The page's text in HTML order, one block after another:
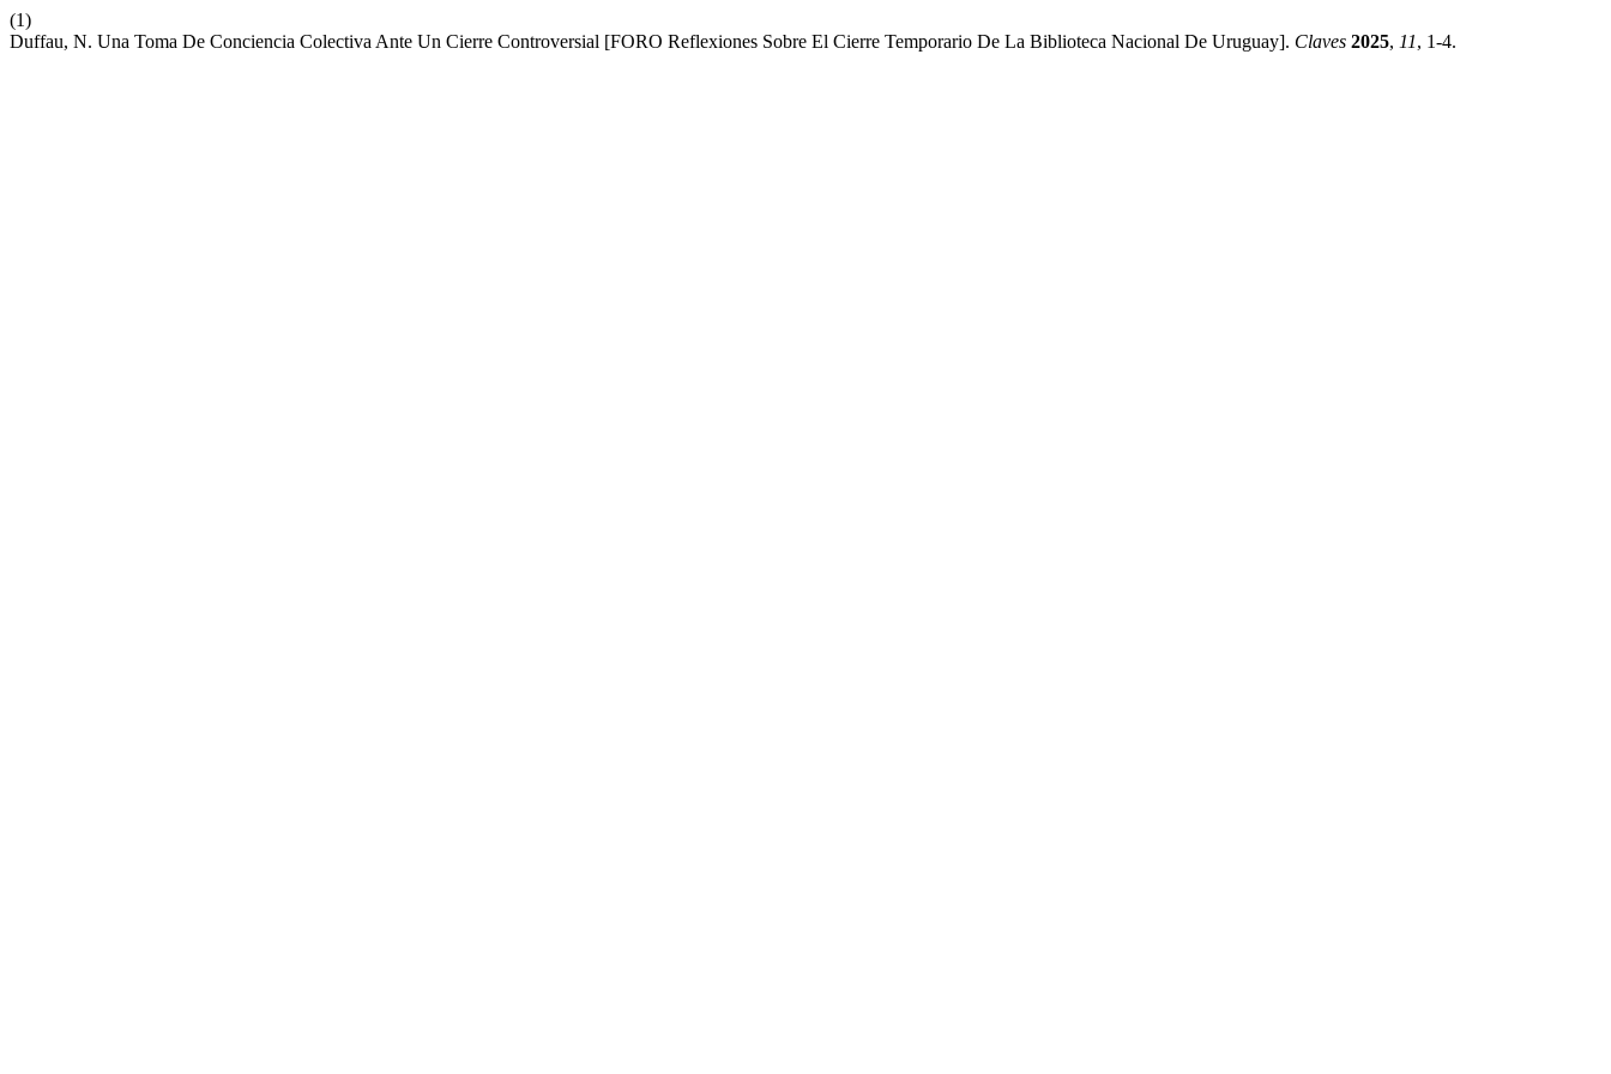
(1)
Duffau, N. Una Toma De Conciencia Colectiva Ante Un Cierre Controversial [FORO Reflexiones Sobre El Cierre Temporario De La Biblioteca Nacional De Uruguay]. Claves 2025, 11, 1-4.